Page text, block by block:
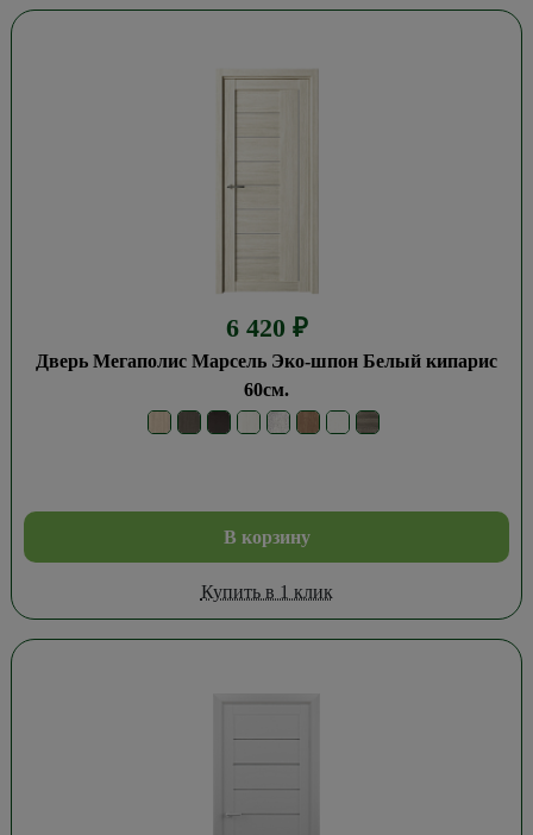
6 420 ₽
Дверь Мегаполис Марсель Эко-шпон Белый кипарис
60см.
В корзину
Купить в 1 клик